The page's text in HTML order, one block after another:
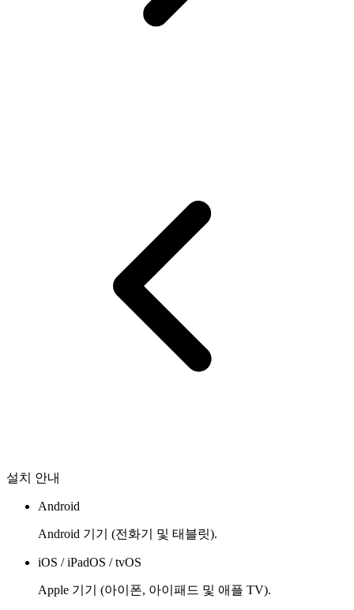
설치 안내
Android
Android 기기 (전화기 및 태블릿).
iOS / iPadOS / tvOS
Apple 기기 (아이폰, 아이패드 및 애플 TV).